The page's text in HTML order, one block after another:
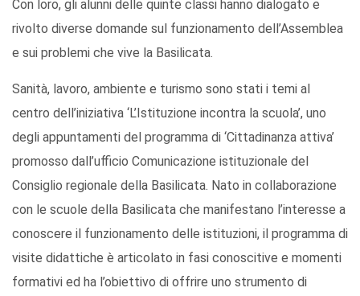
Con loro, gli alunni delle quinte classi hanno dialogato e
rivolto diverse domande sul funzionamento dell’Assemblea
e sui problemi che vive la Basilicata.
Sanità, lavoro, ambiente e turismo sono stati i temi al
centro dell’iniziativa ‘L’Istituzione incontra la scuola’, uno
degli appuntamenti del programma di ‘Cittadinanza attiva’
promosso dall’ufficio Comunicazione istituzionale del
Consiglio regionale della Basilicata. Nato in collaborazione
con le scuole della Basilicata che manifestano l’interesse a
conoscere il funzionamento delle istituzioni, il programma di
visite didattiche è articolato in fasi conoscitive e momenti
formativi ed ha l’obiettivo di offrire uno strumento di